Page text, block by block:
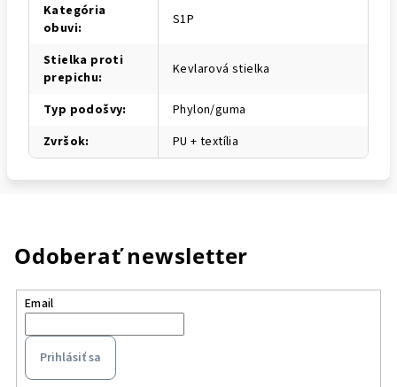
Kategória
obuvi: S1P
Stielka proti
prepichu: Kevlarová stielka
Typ podošvy:
Phylon/guma
Zvršok: PU + textília
Odoberať newsletter
Email
Prihlásiť sa